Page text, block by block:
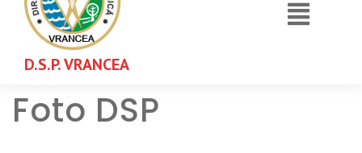
D.S.P. VRANCEA
Foto DSP